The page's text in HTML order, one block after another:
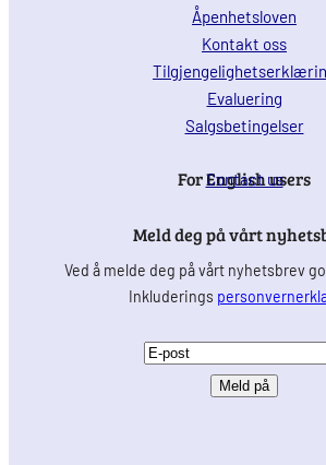
Åpenhetsloven
Kontakt oss
Evaluering
Salgsbetingelser
For English users
Contact us
Meld deg på vårt
Ved å melde deg på vårt nyhetsbrev
Inkluderings
E